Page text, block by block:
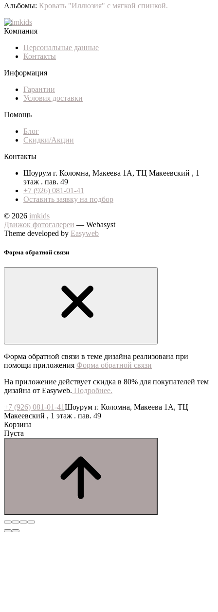
Альбомы: Кровать "Иллюзия" с мягкой спинкой.
Компания
Персональные данные
Контакты
Информация
Гарантии
Условия доставки
Помощь
Блог
Скидки/Акции
Контакты
Шоурум г. Коломна, Макеева 1А, ТЦ Макеевский , 1
этаж . пав. 49
+7 (926) 081-01-41
Оставить заявку на подбор
© 2026 imkids
Движок фотогалереи — Webasyst
Theme developed by Easyweb
Форма обратной связи
Форма обратной связи в теме дизайна реализована при
помощи приложения Форма обратной связи
На приложение действует скидка в 80% для покупателей тем
дизайна от Easyweb. Подробнее.
+7 (926) 081-01-41Шоурум г. Коломна, Макеева 1А, ТЦ
Макеевский , 1 этаж . пав. 49
Корзина
Пуста